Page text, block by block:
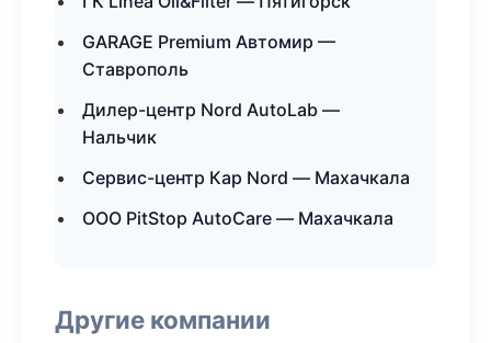
GARAGE Premium Автомир —
Ставрополь
Дилер-центр Nord AutoLab —
Нальчик
Сервис-центр Кар Nord — Махачкала
ООО PitStop AutoCare — Махачкала
Другие компании